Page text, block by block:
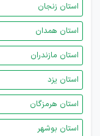
استان زنجان
استان همدان
استان مازندران
استان یزد
استان هرمزگان
استان بوشهر